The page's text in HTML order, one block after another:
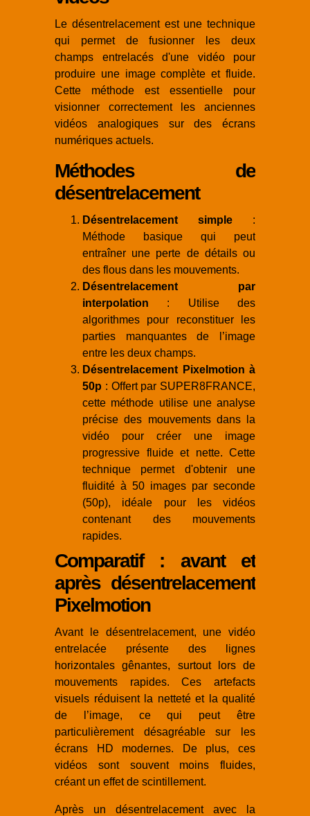
Le désentrelacement est une technique
qui permet de fusionner les deux
champs entrelacés d'une vidéo pour
produire une image complète et fluide.
Cette méthode est essentielle pour
visionner correctement les anciennes
vidéos analogiques sur des écrans
numériques actuels.
Méthodes de
désentrelacement
Désentrelacement simple :
Méthode basique qui peut
entraîner une perte de détails ou
des flous dans les mouvements.
Désentrelacement par
interpolation : Utilise des
algorithmes pour reconstituer les
parties manquantes de l’image
entre les deux champs.
Désentrelacement Pixelmotion à
50p : Offert par SUPER8FRANCE,
cette méthode utilise une analyse
précise des mouvements dans la
vidéo pour créer une image
progressive fluide et nette. Cette
technique permet d'obtenir une
fluidité à 50 images par seconde
(50p), idéale pour les vidéos
contenant des mouvements
rapides.
Comparatif : avant et
après désentrelacement
Pixelmotion
Avant le désentrelacement, une vidéo
entrelacée présente des lignes
horizontales gênantes, surtout lors de
mouvements rapides. Ces artefacts
visuels réduisent la netteté et la qualité
de l’image, ce qui peut être
particulièrement désagréable sur les
écrans HD modernes. De plus, ces
vidéos sont souvent moins fluides,
créant un effet de scintillement.
Après un désentrelacement avec la